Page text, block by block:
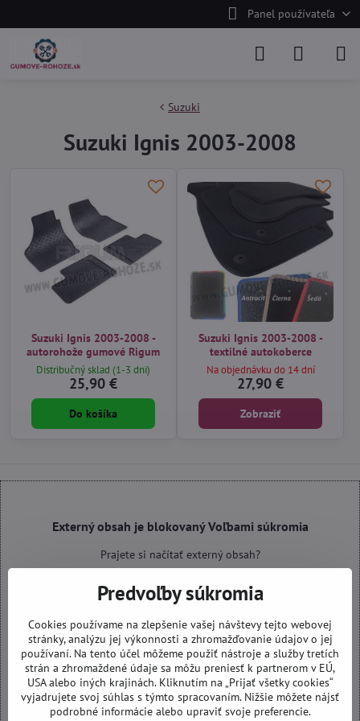
Panel používateľa
Suzuki
Suzuki Ignis 2003-2008
Suzuki Ignis 2003-2008 -
autorohože gumové Rigum
Distribučný sklad (1-3 dni)
25,90 €
Do košíka
Suzuki Ignis 2003-2008 -
textilné autokoberce
Na objednávku do 14 dní
27,90 €
Zobraziť
Externý obsah je blokovaný Voľbami súkromia
Prajete si načítať externý obsah?
Povoliť tentokrát
Povoliť a zapamätať - súhlas s druhom cookie: Funkčné
Otvoriť obsah v novom okne
Predvoľby súkromia
Cookies používame na zlepšenie vašej návštevy tejto webovej
stránky, analýzu jej výkonnosti a zhromažďovanie údajov o jej
používaní. Na tento účel môžeme použiť nástroje a služby tretích
strán a zhromaždené údaje sa môžu preniesť k partnerom v EÚ,
USA alebo iných krajinách. Kliknutím na „Prijať všetky cookies“
vyjadrujete svoj súhlas s týmto spracovaním. Nižšie môžete nájsť
podrobné informácie alebo upraviť svoje preferencie.